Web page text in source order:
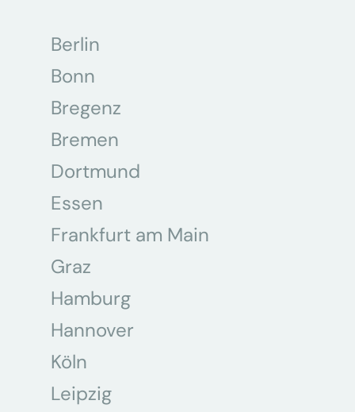
Berlin
Bonn
Bregenz
Bremen
Dortmund
Essen
Frankfurt am Main
Graz
Hamburg
Hannover
Köln
Leipzig